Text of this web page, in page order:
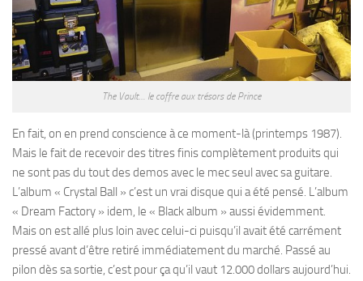
The Vault… le coffre aux trésors de Prince
En fait, on en prend conscience à ce moment-là (printemps 1987).
Mais le fait de recevoir des titres finis complètement produits qui
ne sont pas du tout des demos avec le mec seul avec sa guitare.
L’album « Crystal Ball » c’est un vrai disque qui a été pensé. L’album
« Dream Factory » idem, le « Black album » aussi évidemment.
Mais on est allé plus loin avec celui-ci puisqu’il avait été carrément
pressé avant d’être retiré immédiatement du marché. Passé au
pilon dès sa sortie, c’est pour ça qu’il vaut 12.000 dollars aujourd’hui.